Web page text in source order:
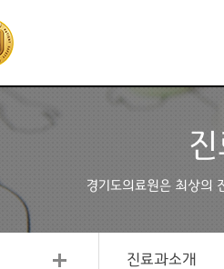
경기도의료원은 최상의
진료과소개